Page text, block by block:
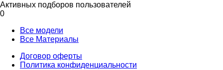
Активных подборов пользователей
0
Все модели
Все Материалы
Договор оферты
Политика конфиденциальности